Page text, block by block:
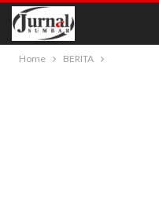
Home BERITA